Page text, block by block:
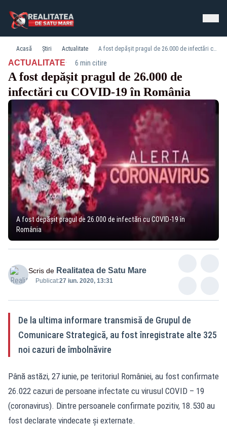
Acasă Știri Actualitate A fost depășit pragul de 26.000 de infectări cu COVID-19 în România
ACTUALITATE· 6 min citire
A fost depășit pragul de 26.000 de
infectări cu COVID-19 în România
A fost depășit pragul de 26.000 de infectări cu COVID-19 în
România
Scris de Realitatea de Satu Mare
Publicat:27 iun. 2020, 13:31
De la ultima informare transmisă de Grupul de
Comunicare Strategică, au fost înregistrate alte 325
noi cazuri de îmbolnăvire
Până astăzi, 27 iunie, pe teritoriul României, au fost confirmate
26.022 cazuri de persoane infectate cu virusul COVID – 19
(coronavirus). Dintre persoanele confirmate pozitiv, 18.530 au
fost declarate vindecate și externate.